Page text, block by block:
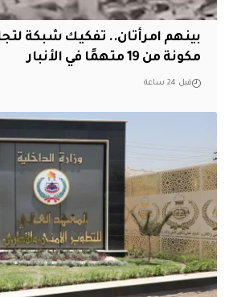
بينهم امرأتان.. تفكيك شبكة
مكونة من 19 متهمًا في الأنبار
قبل 24 ساعة